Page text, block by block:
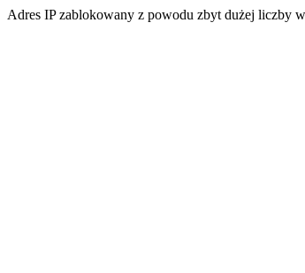
Adres IP zablokowany z powodu zbyt dużej liczby